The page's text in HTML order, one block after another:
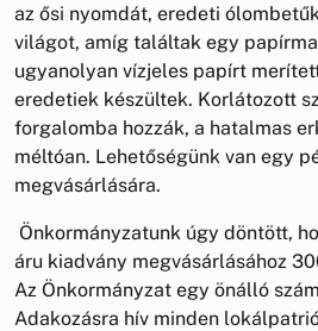
az ősi nyomdát, eredeti
világot, amíg találtak egy
ugyanolyan vízjeles papírt
eredetiek készültek. Korlátozott
forgalomba hozzák, a hatalmas
méltóan. Lehetőségünk van egy
megvásárlására.
Önkormányzatunk úgy döntött,
áru kiadvány megvásárlásához
Az Önkormányzat egy önálló
Adakozásra hív minden